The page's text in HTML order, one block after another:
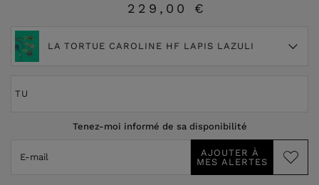
229,00 €
LA TORTUE CAROLINE HF LAPIS LAZULI
TU
Tenez-moi informé de sa disponibilité